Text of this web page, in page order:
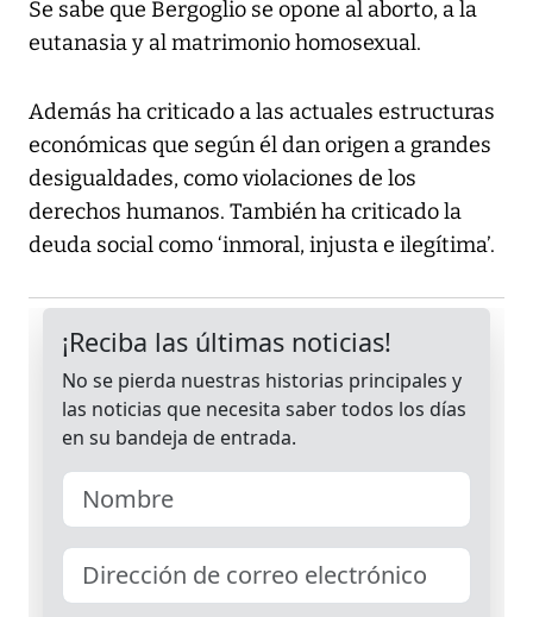
Se sabe que Bergoglio se opone al aborto, a la
eutanasia y al matrimonio homosexual.
Además ha criticado a las actuales estructuras
económicas que según él dan origen a grandes
desigualdades, como violaciones de los
derechos humanos. También ha criticado la
deuda social como ‘inmoral, injusta e ilegítima’.